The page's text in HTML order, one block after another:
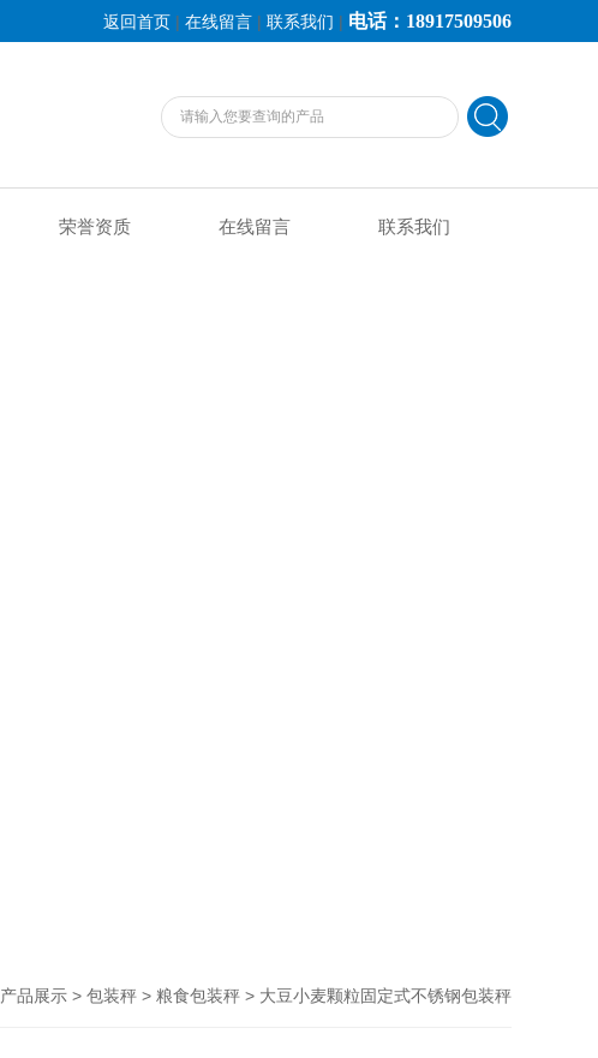
返回首页 | 在线留言 | 联系我们 | 电话：18917509506
荣誉资质 在线留言 联系我们
产品展示 > 包装秤 > 粮食包装秤 > 大豆小麦颗粒固定式不锈钢包装秤